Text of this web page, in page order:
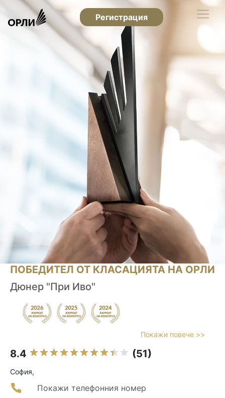
Регистрация
ПОБЕДИТЕЛ ОТ КЛАСАЦИЯТА НА ОРЛИ
Дюнер "При Иво"
Покажи повече >>
8.4 (51)
София,
Покажи телефонния номер